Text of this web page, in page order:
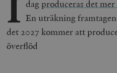
dag produceras det mer
En uträkning
det 2027 kommer att
överflöd